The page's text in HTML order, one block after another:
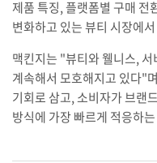
제품 특징, 플랫폼별 구매 전
변화하고 있는 뷰티 시장에
맥킨지는 "뷰티와 웰니스,
계속해서 모호해지고 있다"
기회로 삼고, 소비자가 브랜
방식에 가장 빠르게 적응하